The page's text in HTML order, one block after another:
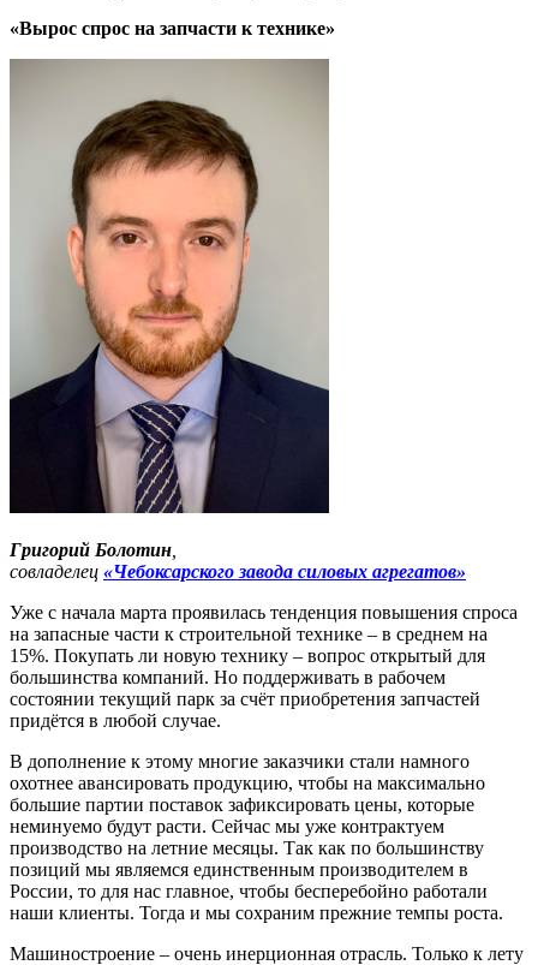
«Вырос спрос на запчасти к технике»
Григорий Болотин,
совладелец «Чебоксарского завода силовых агрегатов»
Уже с начала марта проявилась тенденция повышения спроса
на запасные части к строительной технике – в среднем на
15%. Покупать ли новую технику – вопрос открытый для
большинства компаний. Но поддерживать в рабочем
состоянии текущий парк за счёт приобретения запчастей
придётся в любой случае.
В дополнение к этому многие заказчики стали намного
охотнее авансировать продукцию, чтобы на максимально
большие партии поставок зафиксировать цены, которые
неминуемо будут расти. Сейчас мы уже контрактуем
производство на летние месяцы. Так как по большинству
позиций мы являемся единственным производителем в
России, то для нас главное, чтобы бесперебойно работали
наши клиенты. Тогда и мы сохраним прежние темпы роста.
Машиностроение – очень инерционная отрасль. Только к лету